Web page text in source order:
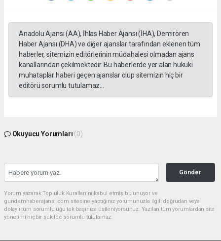
Anadolu Ajansı (AA), İhlas Haber Ajansı (İHA), Demirören
Haber Ajansı (DHA) ve diğer ajanslar tarafından eklenen tüm
haberler, sitemizin editörlerinin müdahalesi olmadan ajans
kanallarından çekilmektedir. Bu haberlerde yer alan hukuki
muhataplar haberi geçen ajanslar olup sitemizin hiç bir
editörü sorumlu tutulamaz...
Okuyucu Yorumları (0)
Gönder
Yorum yazarak Topluluk Kuralları’nı kabul etmiş bulunuyor ve
gundemhaberajansi.com sitesine yaptığınız yorumunuzla ilgili doğrudan veya
dolaylı tüm sorumluluğu tek başınıza üstleniyorsunuz. Yazılan tüm yorumlardan site
yönetimi hiçbir şekilde sorumlu tutulamaz.